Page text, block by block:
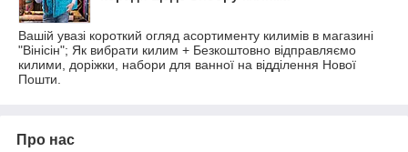
Вашій увазі короткий огляд асортименту килимів в магазині
"Вінісін"; Як вибрати килим + Безкоштовно відправляємо
килими, доріжки, набори для ванної на відділення Нової
Пошти.
Про нас